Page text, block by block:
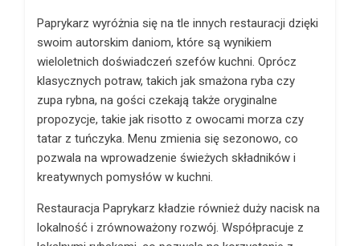
Paprykarz wyróżnia się na tle innych restauracji dzięki
swoim autorskim daniom, które są wynikiem
wieloletnich doświadczeń szefów kuchni. Oprócz
klasycznych potraw, takich jak smażona ryba czy
zupa rybna, na gości czekają także oryginalne
propozycje, takie jak risotto z owocami morza czy
tatar z tuńczyka. Menu zmienia się sezonowo, co
pozwala na wprowadzenie świeżych składników i
kreatywnych pomysłów w kuchni.
Restauracja Paprykarz kładzie również duży nacisk na
lokalność i zrównoważony rozwój. Współpracuje z